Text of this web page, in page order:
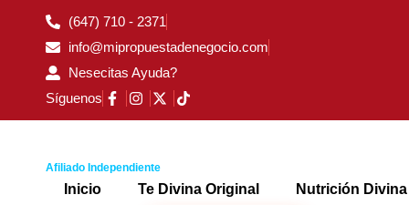
(647) 710 - 2371
info@mipropuestadenegocio.com
Nesecitas Ayuda?
Síguenos
Afiliado Independiente
Inicio Te Divina Original Nutrición Divina